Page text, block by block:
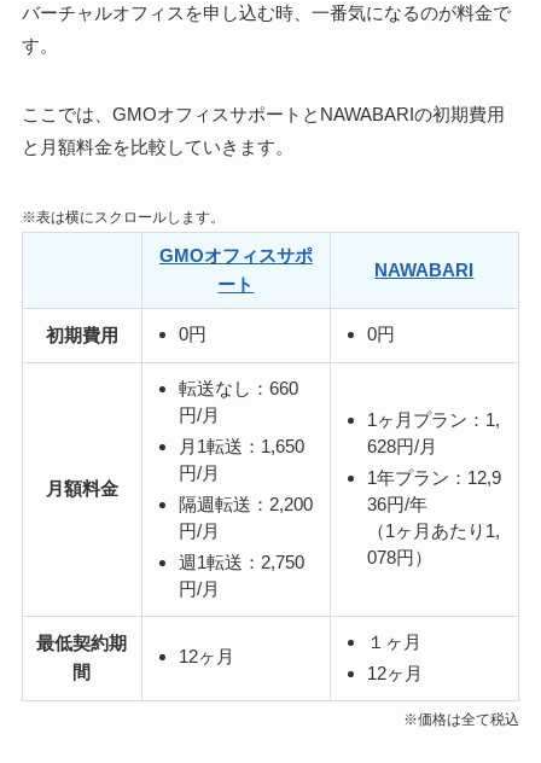
バーチャルオフィスを申し込む時、一番気になるのが料金で
す。
ここでは、GMOオフィスサポートとNAWABARIの初期費用
と月額料金を比較 していきます。
※表は横にスクロールします。
GMOオフィスサポ
ート
NAWABARI
初期費用 0円 0円
月額料金
転送なし：660
円/月
月1転送：1,650
円/月
隔週転送：2,200
円/月
週1転送：2,750
円/月
1ヶ月プラン：1,
628円/月
1年プラン：12,9
36円/年
（1ヶ月あたり1,
078円）
最低契約期
間
12ヶ月
１ヶ月
12ヶ月
※価格は全て税込